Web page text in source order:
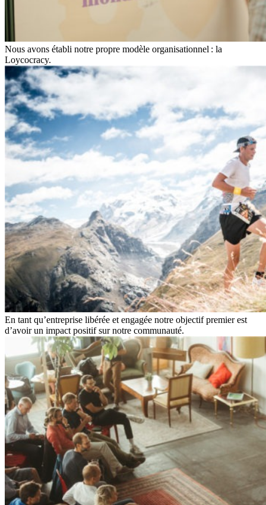
Nous avons établi notre propre modèle organisationnel : la
Loycocracy.
En tant qu’entreprise libérée et engagée notre objectif premier est
d’avoir un impact positif sur notre communauté.